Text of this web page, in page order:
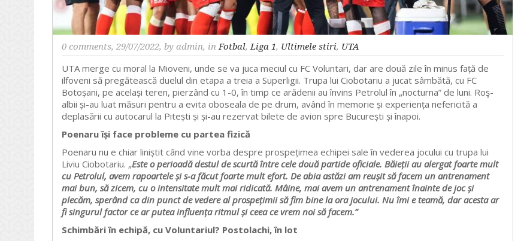
0 comments, 29/07/2022, by admin, inFotbal,Liga 1, Ultimele stiri, UTA
UTA merge cu moral la Mioveni, unde se va juca meciul cu FC Voluntari, dar are două zile în minus față de
ilfoveni să pregătească duelul din etapa a treia a Superligii. Trupa lui Ciobotariu a jucat sâmbătă, cu FC
Botoșani, pe același teren, pierzând cu 1-0, în timp ce arădenii au învins Petrolul în „nocturna” de luni. Roş-
albii și-au luat măsuri pentru a evita oboseala de pe drum, având în memorie și experiența nefericită a
deplasării cu autocarul la Pitești și și-au rezervat bilete de avion spre București și înapoi.
Poenaru își face probleme cu partea fizică
Poenaru nu e chiar liniștit când vine vorba despre prospețimea echipei sale în vederea jocului cu trupa lui
Liviu Ciobotariu. „Este o perioadă destul de scurtă între cele două partide oficiale. Băieții au alergat foarte mult
cu Petrolul, avem rapoartele și s-a făcut foarte mult efort. De abia astăzi am reușit să facem un antrenament
mai bun, să zicem, cu o intensitate mult mai ridicată. Mâine, mai avem un antrenament înainte de joc și
plecăm, sperând ca din punct de vedere al prospețimii să fim bine la ora jocului. Nu îmi e teamă, dar acesta ar
fi singurul factor ce ar putea influența ritmul și ceea ce vrem noi să facem.”
Schimbări în echipă, cu Voluntariul? Postolachi, în lot